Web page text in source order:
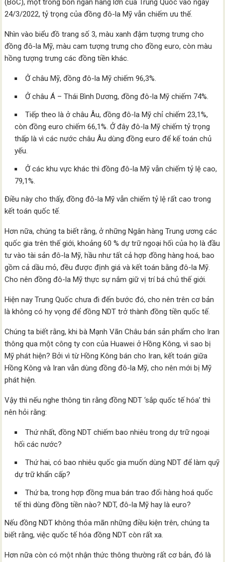
(BoC), một trong bốn ngân hàng lớn của Trung Quốc vào ngày
24/3/2022, tỷ trọng của đồng đô-la Mỹ vẫn chiếm ưu thế.
Nhìn vào biểu đồ trang số 3, màu xanh đậm tượng trưng cho
đồng đô-la Mỹ, màu cam tượng trưng cho đồng euro, còn màu
hồng tượng trưng các đồng tiền khác.
Ở châu Mỹ, đồng đô-la Mỹ chiếm 96,3%.
Ở châu Á – Thái Bình Dương, đồng đô-la Mỹ chiếm 74%.
Tiếp theo là ở châu Âu, đồng đô-la Mỹ chỉ chiếm 23,1%,
còn đồng euro chiếm 66,1%. Ở đây đô-la Mỹ chiếm tỷ trọng
thấp là vì các nước châu Âu dùng đồng euro để kế toán chủ
yếu.
Ở các khu vực khác thì đồng đô-la Mỹ vẫn chiếm tỷ lệ cao,
79,1%.
Điều này cho thấy, đồng đô-la Mỹ vẫn chiếm tỷ lệ rất cao trong
kết toán quốc tế.
Hơn nữa, chúng ta biết rằng, ở những Ngân hàng Trung ương các
quốc gia trên thế giới, khoảng 60 % dự trữ ngoại hối của họ là đầu
tư vào tài sản đô-la Mỹ, hầu như tất cả hợp đồng hàng hoá, bao
gồm cả dầu mỏ, đều được định giá và kết toán bằng đô-la Mỹ.
Cho nên đồng đô-la Mỹ thực sự nắm giữ vị trí bá chủ thế giới.
Hiện nay Trung Quốc chưa đi đến bước đó, cho nên trên cơ bản
là không có hy vọng để đồng NDT trở thành đồng tiền quốc tế.
Chúng ta biết rằng, khi bà Mạnh Vãn Châu bán sản phẩm cho Iran
thông qua một công ty con của Huawei ở Hồng Kông, vì sao bị
Mỹ phát hiện? Bởi vì từ Hồng Kông bán cho Iran, kết toán giữa
Hồng Kông và Iran vẫn dùng đồng đô-la Mỹ, cho nên mới bị Mỹ
phát hiện.
Vậy thì nếu nghe thông tin rằng đồng NDT ‘sắp quốc tế hóa’ thì
nên hỏi rằng:
Thứ nhất, đồng NDT chiếm bao nhiêu trong dự trữ ngoại
hối các nước?
Thứ hai, có bao nhiêu quốc gia muốn dùng NDT để làm quỹ
dự trữ khẩn cấp?
Thứ ba, trong hợp đồng mua bán trao đổi hàng hoá quốc
tế thì dùng đồng tiền nào? NDT, đô-la Mỹ hay là euro?
Nếu đồng NDT không thỏa mãn những điều kiện trên, chúng ta
biết rằng, việc quốc tế hóa đồng NDT còn rất xa.
Hơn nữa còn có một nhận thức thông thường rất cơ bản, đó là